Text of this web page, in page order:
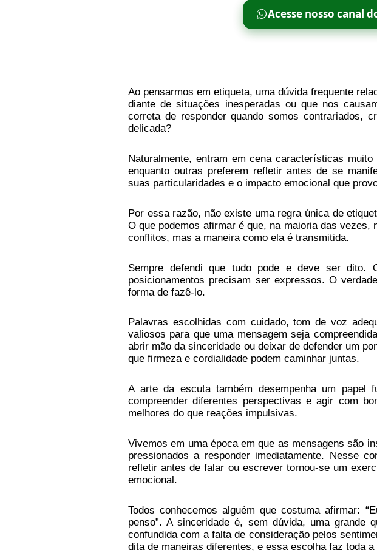
Acesse nosso canal
Ao pensarmos em etiqueta, uma dúvida frequente
diante de situações inesperadas ou que nos
correta de responder quando somos contrariados,
delicada?
Naturalmente, entram em cena características
enquanto outras preferem refletir antes de se
suas particularidades e o impacto emocional que
Por essa razão, não existe uma regra única de
O que podemos afirmar é que, na maioria das vezes,
conflitos, mas a maneira como ela é transmitida.
Sempre defendi que tudo pode e deve ser dito.
posicionamentos precisam ser expressos. O
forma de fazê-lo.
Palavras escolhidas com cuidado, tom de voz
valiosos para que uma mensagem seja
abrir mão da sinceridade ou deixar de defender um
que firmeza e cordialidade podem caminhar juntas.
A arte da escuta também desempenha um papel
compreender diferentes perspectivas e agir com
melhores do que reações impulsivas.
Vivemos em uma época em que as mensagens são
pressionados a responder imediatamente. Nesse
refletir antes de falar ou escrever tornou-se um
emocional.
Todos conhecemos alguém que costuma afirmar:
penso”. A sinceridade é, sem dúvida, uma grande
confundida com a falta de consideração pelos
dita de maneiras diferentes, e essa escolha faz toda a